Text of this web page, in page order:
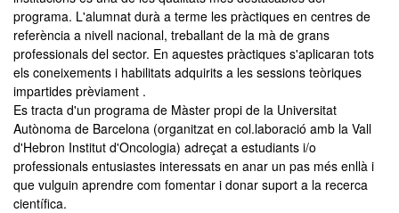
programa. L'alumnat durà a terme les pràctiques en centres de
referència a nivell nacional, treballant de la mà de grans
professionals del sector. En aquestes pràctiques s'aplicaran tots
els coneixements i habilitats adquirits a les sessions teòriques
impartides prèviament .
Es tracta d'un programa de Màster propi de la Universitat
Autònoma de Barcelona (organitzat en col.laboració amb la Vall
d'Hebron Institut d'Oncologia) adreçat a estudiants i/o
professionals entusiastes interessats en anar un pas més enllà i
que vulguin aprendre com fomentar i donar suport a la recerca
científica.